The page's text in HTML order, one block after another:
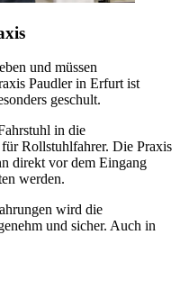
und müssen
Paudler in Erfurt ist
geschult.
in die
Rollstuhlfahrer. Die Praxis
direkt vor dem Eingang
werden.
wird die
und sicher. Auch in